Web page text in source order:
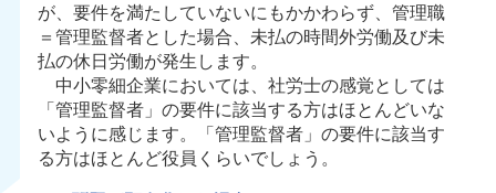
が、要件を満たしていないにもかかわらず、管理職
＝管理監督者とした場合、未払の時間外労働及び未
払の休日労働が発生します。
中小零細企業においては、社労士の感覚としては
「管理監督者」の要件に該当する方はほとんどいな
いように感じます。「管理監督者」の要件に該当す
る方はほとんど役員くらいでしょう。